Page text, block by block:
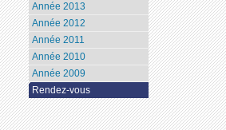
Année 2013
Année 2012
Année 2011
Année 2010
Année 2009
Rendez-vous